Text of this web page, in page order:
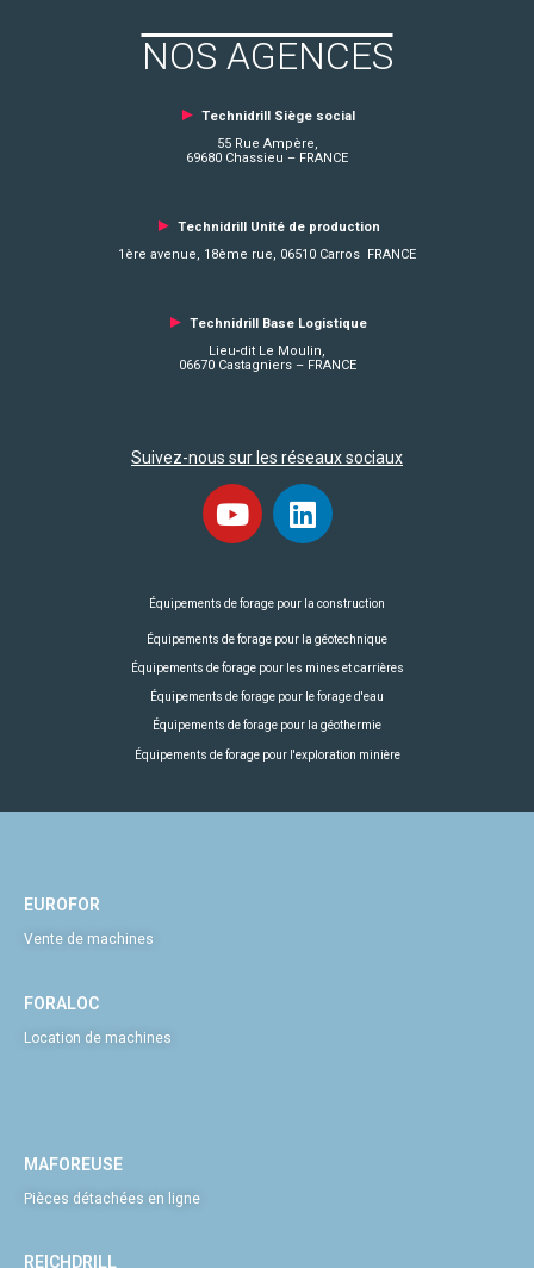
NOS AGENCES
► Technidrill Siège social
55 Rue Ampère,
69680 Chassieu – FRANCE
► Technidrill Unité de production
1ère avenue, 18ème rue, 06510 Carros FRANCE
► Technidrill Base Logistique
Lieu-dit Le Moulin,
06670 Castagniers – FRANCE
Suivez-nous sur les réseaux sociaux
Équipements de forage pour la construction
Équipements de forage pour la géotechnique
Équipements de forage pour les mines et carrières
Équipements de forage pour le forage d'eau
Équipements de forage pour la géothermie
Équipements de forage pour l'exploration minière
EUROFOR
Vente de machines
FORALOC
Location de machines
MAFOREUSE
Pièces détachées en ligne
REICHDRILL